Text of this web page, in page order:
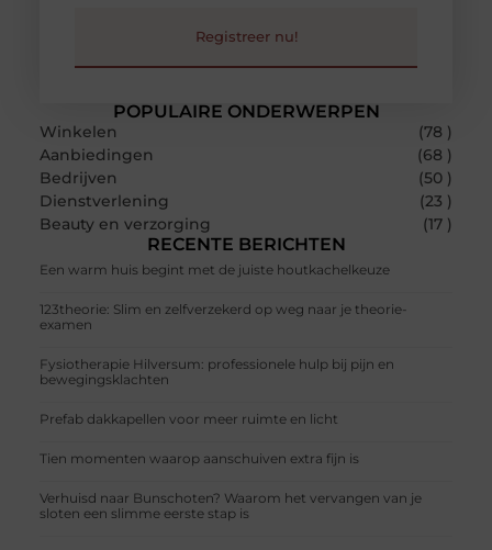
POPULAIRE ONDERWERPEN
Winkelen
(78 )
Aanbiedingen
(68 )
Bedrijven
(50 )
Dienstverlening
(23 )
Beauty en verzorging
(17 )
RECENTE BERICHTEN
Een warm huis begint met de juiste houtkachelkeuze
123theorie: Slim en zelfverzekerd op weg naar je theorie-
examen
Fysiotherapie Hilversum: professionele hulp bij pijn en
bewegingsklachten
Prefab dakkapellen voor meer ruimte en licht
Tien momenten waarop aanschuiven extra fijn is
Verhuisd naar Bunschoten? Waarom het vervangen van je
sloten een slimme eerste stap is
Registreer nu!